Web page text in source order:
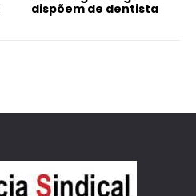
dispõem de dentista